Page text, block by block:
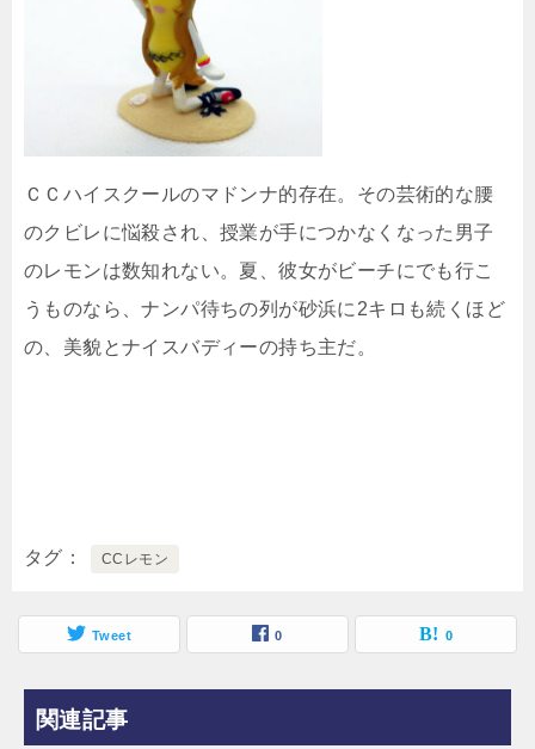
ＣＣハイスクールのマドンナ的存在。その芸術的な腰
のクビレに悩殺され、授業が手につかなくなった男子
のレモンは数知れない。夏、彼女がビーチにでも行こ
うものなら、ナンパ待ちの列が砂浜に2キロも続くほど
の、美貌とナイスバディーの持ち主だ。
タグ CCレモン
Tweet 0 0
関連記事